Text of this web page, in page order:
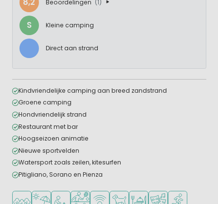
Beoordelingen (1)
S Kleine camping
Direct aan strand
Kindvriendelijke camping aan breed zandstrand
Groene camping
Hondvriendelijk strand
Restaurant met bar
Hoogseizoen animatie
Nieuwe sportvelden
Watersport zoals zeilen, kitesurfen
Pitigliano, Sorano en Pienza
Ligt in een bosrijke omgeving
Ligt bij strand en zee
Aanbevolen voor jonge kinderen
Veel mogelijkheden om te sporten
WiFi beschikbaar
Huisdieren toegestaan
Restaurant of pizzeria